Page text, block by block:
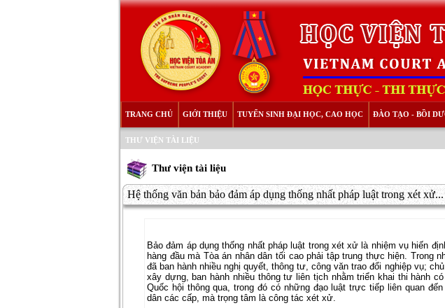
TRANG CHỦ GIỚI THIỆU TUYỂN SINH ĐẠI HỌC, CAO HỌC ĐÀO TẠO - BỒI
THƯ VIỆN TÀI LIỆU
Thư viện tài liệu
Hệ thống văn bản bảo đảm áp dụng thống nhất pháp luật trong xét xử...
Bảo đảm áp dụng thống nhất pháp luật trong xét xử là nhiệm vụ hiến
hàng đầu mà Tòa án nhân dân tối cao phải tập trung thực hiện. Trong
đã ban hành nhiều nghị quyết, thông tư, công văn trao đổi nghiệp vụ;
xây dựng, ban hành nhiều thông tư liên tịch nhằm triển khai thi hành
Quốc hội thông qua, trong đó có những đạo luật trực tiếp liên quan
dân các cấp, mà trọng tâm là công tác xét xử.